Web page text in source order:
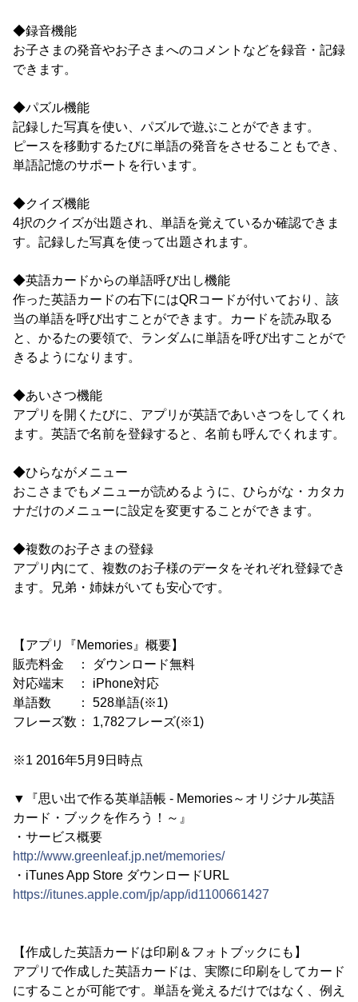
◆録音機能
お子さまの発音やお子さまへのコメントなどを録音・記録
できます。
◆パズル機能
記録した写真を使い、パズルで遊ぶことができます。
ピースを移動するたびに単語の発音をさせることもでき、
単語記憶のサポートを行います。
◆クイズ機能
4択のクイズが出題され、単語を覚えているか確認できま
す。記録した写真を使って出題されます。
◆英語カードからの単語呼び出し機能
作った英語カードの右下にはQRコードが付いており、該
当の単語を呼び出すことができます。カードを読み取る
と、かるたの要領で、ランダムに単語を呼び出すことがで
きるようになります。
◆あいさつ機能
アプリを開くたびに、アプリが英語であいさつをしてくれ
ます。英語で名前を登録すると、名前も呼んでくれます。
◆ひらながメニュー
おこさまでもメニューが読めるように、ひらがな・カタカ
ナだけのメニューに設定を変更することができます。
◆複数のお子さまの登録
アプリ内にて、複数のお子様のデータをそれぞれ登録でき
ます。兄弟・姉妹がいても安心です。
【アプリ『Memories』概要】
販売料金 ： ダウンロード無料
対応端末 ： iPhone対応
単語数 ： 528単語(※1)
フレーズ数： 1,782フレーズ(※1)
※1 2016年5月9日時点
▼『思い出で作る英単語帳 - Memories～オリジナル英語
カード・ブックを作ろう！～』
・サービス概要
http://www.greenleaf.jp.net/memories/
・iTunes App Store ダウンロードURL
https://itunes.apple.com/jp/app/id1100661427
【作成した英語カードは印刷＆フォトブックにも】
アプリで作成した英語カードは、実際に印刷をしてカード
にすることが可能です。単語を覚えるだけではなく、例え